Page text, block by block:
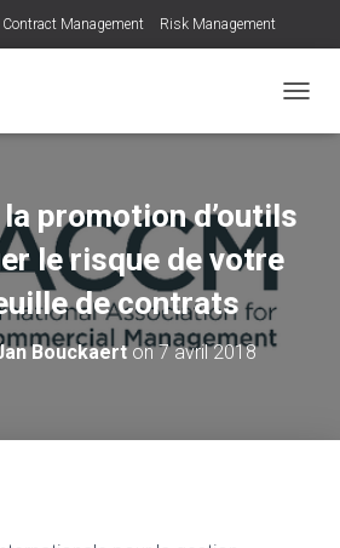
Contract Management Risk Management
promotion d’outils
le risque de votre
de contrats
Bouckaerton7 avril 2018